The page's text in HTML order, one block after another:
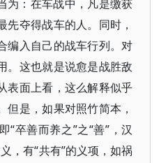
为：在车战中，凡是缴获
夺得战车的人。同时，
编入自己的战车行列。对
。这也就是说愈是战胜敌
表面上看，这么解释似乎
是，如果对照竹简本，
“卒善而养之”之“善”，汉
，有“共有”的义项，如祸